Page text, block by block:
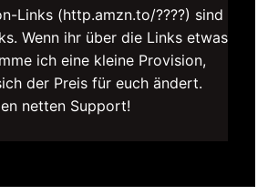
Links (http.amzn.to/????) sind
Wenn ihr über die Links etwas
ich eine kleine Provision,
der Preis für euch ändert.
netten Support!